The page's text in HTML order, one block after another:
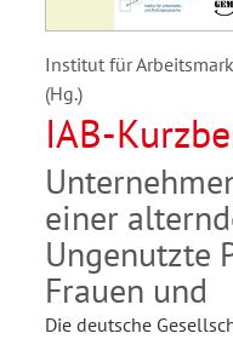
Institut für
(Hg.)
IAB-
einer
Ungenutzte
Frauen und
Die deutsche